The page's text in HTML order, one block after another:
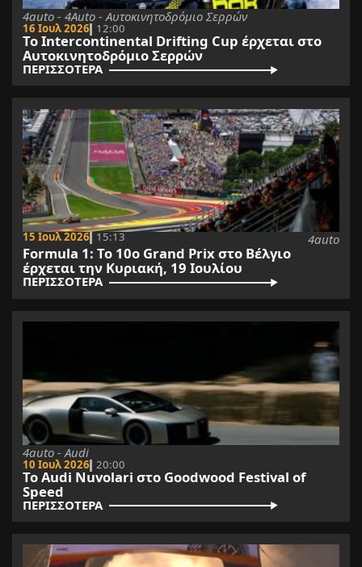
4auto - 4Auto - Αυτοκινητοδρόμιο Σερρών
16 Ιουλ 2026 12:00
Το Intercontinental Drifting Cup έρχεται στο
Αυτοκινητοδρόμιο Σερρών
ΠΕΡΙΣΣΟΤΕΡΑ
15 Ιουλ 2026 15:13 4auto
Formula 1: Το 10o Grand Prix στο Βέλγιο
έρχεται την Κυριακή, 19 Ιουλίου
ΠΕΡΙΣΣΟΤΕΡΑ
4auto - Audi
10 Ιουλ 2026 20:00
Το Audi Nuvolari στο Goodwood Festival of
Speed
ΠΕΡΙΣΣΟΤΕΡΑ